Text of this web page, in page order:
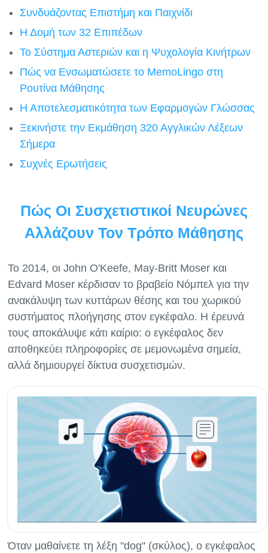
Συνδυάζοντας Επιστήμη και Παιχνίδι
Η Δομή των 32 Επιπέδων
Το Σύστημα Αστεριών και η Ψυχολογία Κινήτρων
Πώς να Ενσωματώσετε το MemoLingo στη
Ρουτίνα Μάθησης
Η Αποτελεσματικότητα των Εφαρμογών Γλώσσας
Ξεκινήστε την Εκμάθηση 320 Αγγλικών Λέξεων
Σήμερα
Συχνές Ερωτήσεις
Πώς Οι Συσχετιστικοί Νευρώνες
Αλλάζουν Τον Τρόπο Μάθησης
Το 2014, οι John O'Keefe, May-Britt Moser και
Edvard Moser κέρδισαν το βραβείο Νόμπελ για την
ανακάλυψη των κυττάρων θέσης και του χωρικού
συστήματος πλοήγησης στον εγκέφαλο. Η έρευνά
τους αποκάλυψε κάτι καίριο: ο εγκέφαλος δεν
αποθηκεύει πληροφορίες σε μεμονωμένα σημεία,
Όταν μαθαίνετε τη λέξη "dog" (σκύλος), ο εγκέφαλος